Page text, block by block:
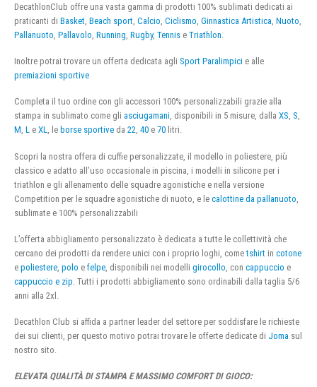
DecathlonClub offre una vasta gamma di prodotti 100% sublimati dedicati ai
praticanti di Basket Beach sport Calcio Ciclismo Ginnastica Artistica Nuoto
Pallanuoto Pallavolo Running Rugby, Tennis e Triathlon
Inoltre potrai trovare un offerta dedicata agli Sport Paralimpici e alle
premiazioni sportive
Completa il tuo ordine con gli accessori 100% personalizzabili grazie alla
stampa in sublimato come gli asciugamani, disponibili in 5 misure, dalla XS, S,
M, L e XL, le borse sportive da 22, 40 e 70 litri.
Scopri la nostra offera di cuffie personalizzate, il modello in poliestere, più
classico e adatto all’uso occasionale in piscina, i modelli in silicone per i
triathlon e gli allenamento delle squadre agonistiche e nella versione
Competition per le squadre agonistiche di nuoto, e le calottine da pallanuoto
sublimate e 100% personalizzabili
L’offerta abbigliamento personalizzato è dedicata a tutte le collettività che
cercano dei prodotti da rendere unici con i proprio loghi, cometshirt in cotone
e poliestere polo e felpe , disponibili nei modelli girocollo , con cappuccio e
cappuccio e zip . Tutti i prodotti abbigliamento sono ordinabili dalla taglia 5/6
anni alla 2xl.
Decathlon Club si affida a partner leader del settore per soddisfare le richieste
dei sui clienti, per questo motivo potrai trovare le offerte dedicate di Joma sul
nostro sito.
ELEVATA QUALITÀ DI STAMPA E MASSIMO COMFORT DI GIOCO: